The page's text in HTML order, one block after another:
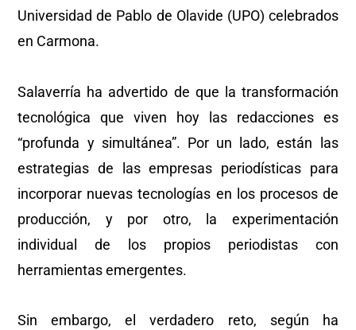
Universidad de Pablo de Olavide (UPO) celebrados
en Carmona.
Salaverría ha advertido de que la transformación
tecnológica que viven hoy las redacciones es
“profunda y simultánea”. Por un lado, están las
estrategias de las empresas periodísticas para
incorporar nuevas tecnologías en los procesos de
producción, y por otro, la experimentación
individual de los propios periodistas con
herramientas emergentes.
Sin embargo, el verdadero reto, según ha